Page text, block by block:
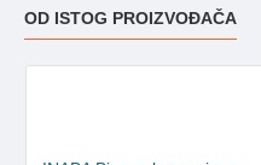
OD ISTOG PROIZVOĐAČA